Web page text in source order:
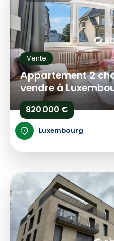
Vente
Appartement 2
vendre à
820 000 €
Luxembourg